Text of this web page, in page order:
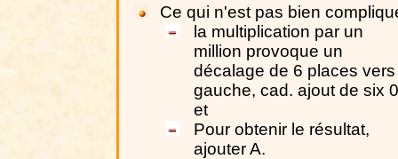
Ce qui n'est pas bien
la multiplication par un
million provoque un
décalage de 6 places
gauche, cad. ajout de six
et
Pour obtenir le résultat,
ajouter A.